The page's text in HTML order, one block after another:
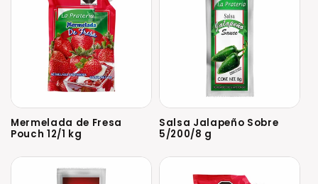
Mermelada de Fresa
Pouch 12/1 kg
Salsa Jalapeño Sobre
5/200/8 g